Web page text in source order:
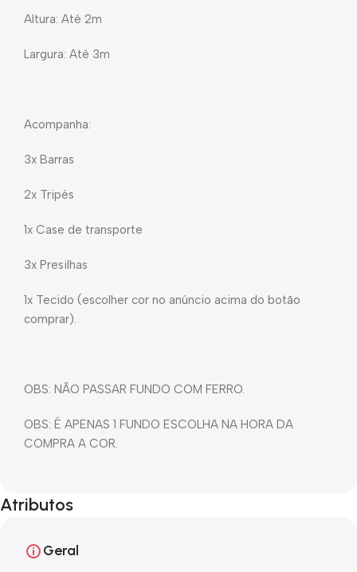
Altura: Até 2m
Largura: Até 3m
Acompanha:
3x Barras
2x Tripés
1x Case de transporte
3x Presilhas
1x Tecido (escolher cor no anúncio acima do botão
comprar).
OBS: NÃO PASSAR FUNDO COM FERRO.
OBS: É APENAS 1 FUNDO ESCOLHA NA HORA DA
COMPRA A COR.
Atributos
Geral